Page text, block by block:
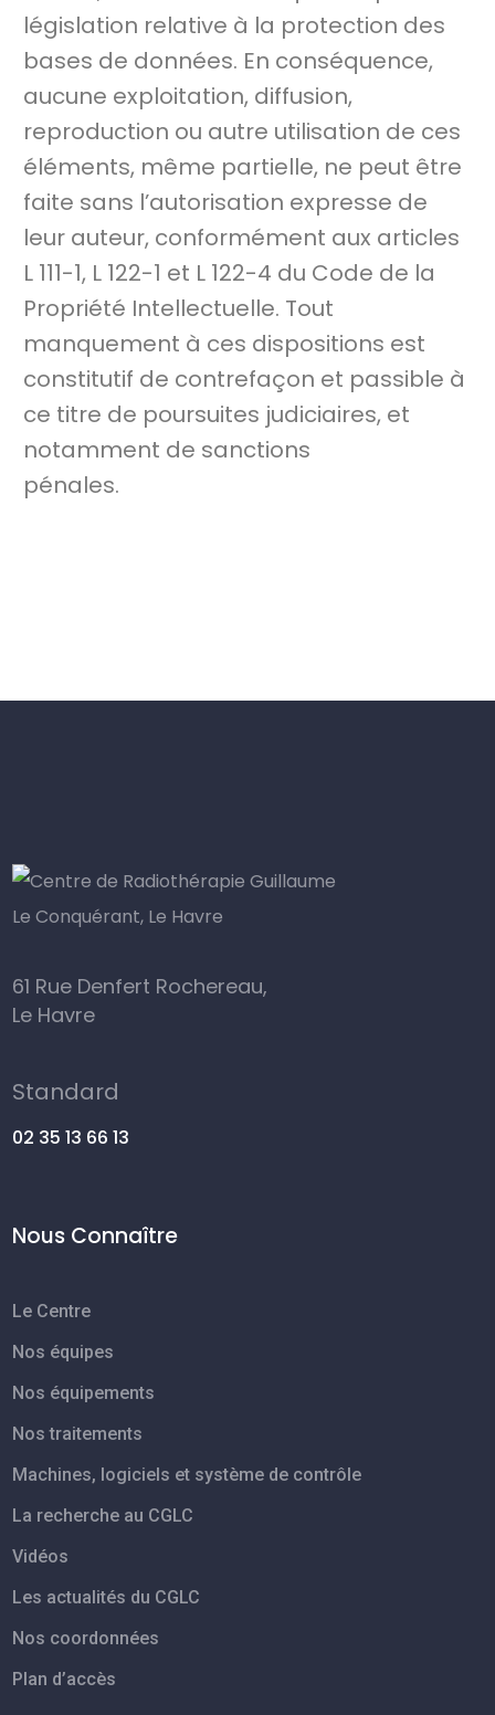
législation relative à la protection des
bases de données. En conséquence,
aucune exploitation, diffusion,
reproduction ou autre utilisation de ces
éléments, même partielle, ne peut être
faite sans l’autorisation expresse de
leur auteur, conformément aux articles
L 111-1, L 122-1 et L 122-4 du Code de la
Propriété Intellectuelle. Tout
manquement à ces dispositions est
constitutif de contrefaçon et passible à
ce titre de poursuites judiciaires, et
notamment de sanctions
pénales.
61 Rue Denfert Rochereau,
Le Havre
Standard
02 35 13 66 13
Nous Connaître
Le Centre
Nos équipes
Nos équipements
Nos traitements
Machines, logiciels et système de contrôle
La recherche au CGLC
Vidéos
Les actualités du CGLC
Nos coordonnées
Plan d’accès